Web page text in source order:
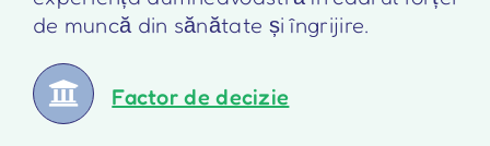
de muncă din sănătate și îngrijire.
Factor de decizie